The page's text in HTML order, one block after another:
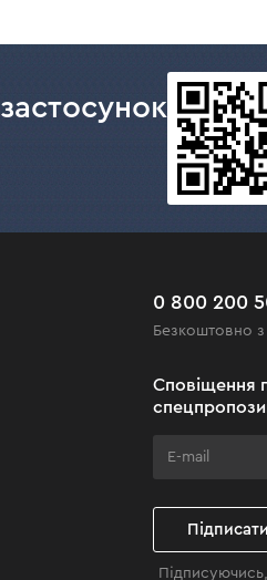
0 800 200
Безкоштовно з
Сповіщення